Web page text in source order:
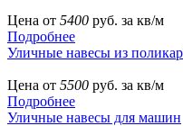
Цена от 5400 руб. за кв/м
Подробнее
Уличные навесы из
Цена от 5500 руб. за кв/м
Подробнее
Уличные навесы для машин